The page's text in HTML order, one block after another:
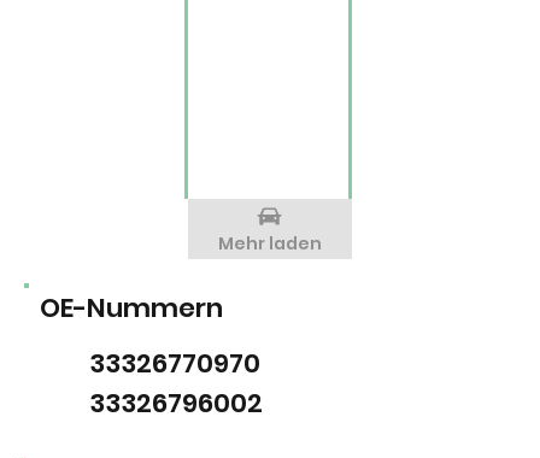
OE-Nummern
33326770970
33326796002
Mehr laden